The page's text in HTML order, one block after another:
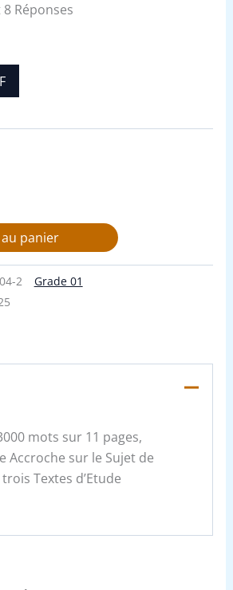
Réponses
panier
2
Grade 01
mots sur 11 pages,
Accroche sur le Sujet de
Textes d’Etude